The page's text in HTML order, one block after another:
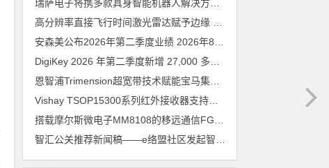
安森美公布2026年第二季度业绩 2026年8月6日
恩智浦Trimension超宽带技术赋能宝马集团Digital Key Plus及生命体存在检测功能
Vishay TSOP15300系列红外接收器支持所有主流遥控代码
2026年